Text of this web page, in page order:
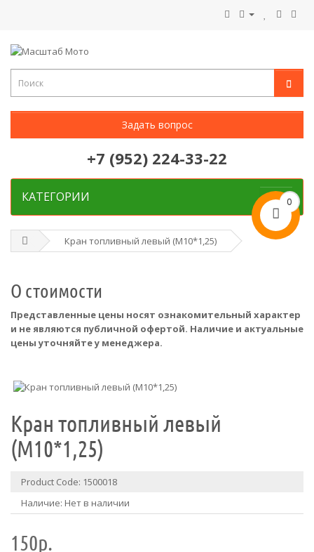
0
Задать вопрос
+7 (952) 224-33-22
КАТЕГОРИИ
Кран топливный левый (M10*1,25)
О стоимости
Представленные цены носят ознакомительный характер
и не являются публичной офертой. Наличие и актуальные
цены уточняйте у менеджера.
Кран топливный левый
(M10*1,25)
Product Code: 1500018
Наличие: Нет в наличии
150р.